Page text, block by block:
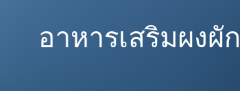
อาหารเสริมผงผัก